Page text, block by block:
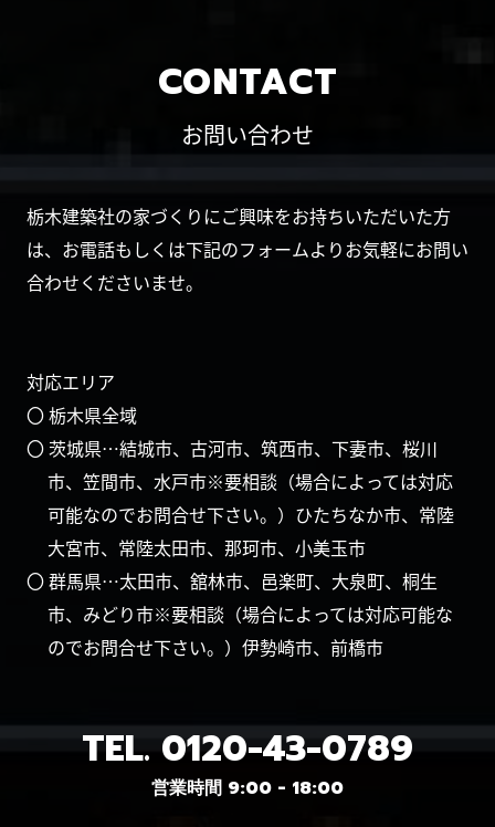
CONTACT
お問い合わせ
栃木建築社の家づくりにご興味をお持ちいただいた方
は、お電話もしくは下記のフォームよりお気軽にお問い
合わせくださいませ。
対応エリア
〇 栃木県全域
〇 茨城県…結城市、古河市、筑西市、下妻市、桜川
市、笠間市、水戸市※要相談（場合によっては対応
可能なのでお問合せ下さい。）ひたちなか市、常陸
大宮市、常陸太田市、那珂市、小美玉市
〇 群馬県…太田市、舘林市、邑楽町、大泉町、桐生
市、みどり市※要相談（場合によっては対応可能な
のでお問合せ下さい。）伊勢崎市、前橋市
TEL. 0120-43-0789
営業時間 9:00 - 18:00